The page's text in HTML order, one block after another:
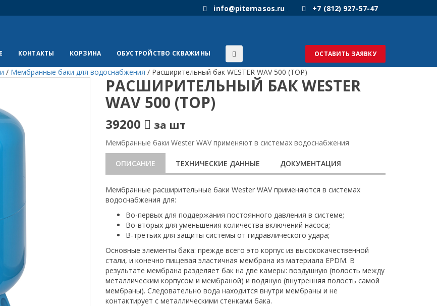
info@piternasos.ru +7 (812) 927-57-47
КОНТАКТЫ КОРЗИНА ОБУСТРОЙСТВО СКВАЖИНЫ ОСТАВИТЬ ЗАЯВКУ
/ Мембранные баки для водоснабжения / Расширительный бак WESTER WAV 500 (TOP)
РАСШИРИТЕЛЬНЫЙ БАК WESTER
WAV 500 (TOP)
39200 за шт
Мембранные баки Wester WAV применяют в системах водоснабжения
ОПИСАНИЕ ТЕХНИЧЕСКИЕ ДАННЫЕ ДОКУМЕНТАЦИЯ
Мембранные расширительные баки Wester WAV применяются в системах
водоснабжения для:
Во-первых для поддержания постоянного давления в системе;
Во-вторых для уменьшения количества включений насоса;
В-третьих для защиты системы от гидравлического удара;
Основные элементы бака: прежде всего это корпус из высококачественной
стали, и конечно пищевая эластичная мембрана из материала EPDM. В
результате мембрана разделяет бак на две камеры: воздушную (полость между
металлическим корпусом и мембраной) и водяную (внутренняя полость самой
мембраны). Следовательно вода находится внутри мембраны и не
контактирует с металлическими стенками бака.